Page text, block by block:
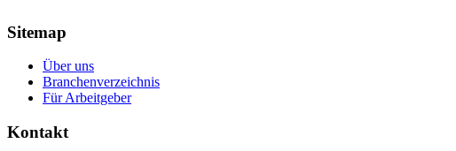
Sitemap
Über uns
Branchenverzeichnis
Für Arbeitgeber
Kontakt